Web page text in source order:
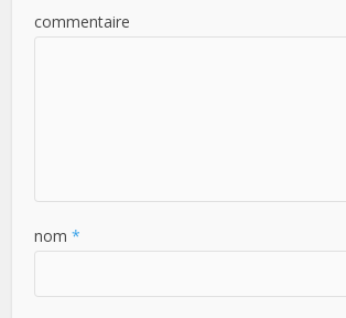
commentaire
nom *